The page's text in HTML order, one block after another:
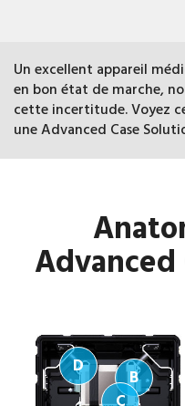
Un excellent appareil
en bon état de marche,
cette incertitude.Voyez
une Advanced Case
B
D